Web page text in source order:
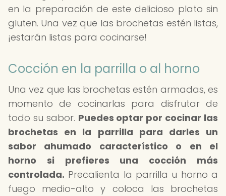
en la preparación de este delicioso plato sin
gluten. Una vez que las brochetas estén listas,
¡estarán listas para cocinarse!
Cocción en la parrilla o al horno
Una vez que las brochetas estén armadas, es
momento de cocinarlas para disfrutar de
todo su sabor. Puedes optar por cocinar las
brochetas en la parrilla para darles un
sabor ahumado característico o en el
horno si prefieres una cocción más
controlada. Precalienta la parrilla u horno a
fuego medio-alto y coloca las brochetas